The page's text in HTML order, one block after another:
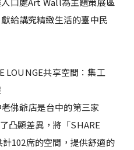
給講究精緻生活的臺中民
LOUNGE共享空間：集工
佛爺店是台中的第三家
凸顯差異，將「SHARE
102席的空間，提供舒適的